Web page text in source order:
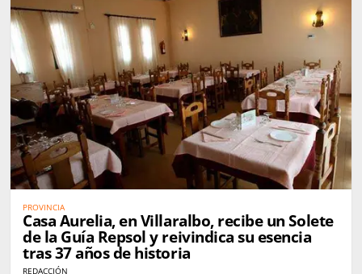
PROVINCIA
Casa Aurelia, en Villaralbo, recibe un Solete
de la Guía Repsol y reivindica su esencia
tras 37 años de historia
REDACCIÓN